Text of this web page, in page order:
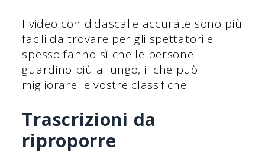
I video con didascalie accurate sono più
facili da trovare per gli spettatori e
spesso fanno sì che le persone
guardino più a lungo, il che può
migliorare le vostre classifiche.
Trascrizioni da
riproporre